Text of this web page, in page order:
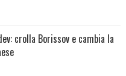
crolla Borissov e cambia la